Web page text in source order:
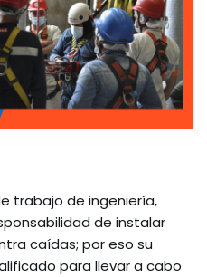
trabajo de ingeniería,
de instalar
caídas; por eso su
para llevar a cabo